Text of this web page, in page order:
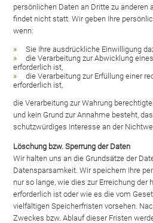
persönlichen Daten an Dritte zu anderen
findet nicht statt. Wir geben Ihre
wenn:
Sie Ihre ausdrückliche Einwilligung
die Verarbeitung zur Abwicklung
erforderlich ist,
die Verarbeitung zur Erfüllung einer
erforderlich ist,
die Verarbeitung zur Wahrung
und kein Grund zur Annahme besteht,
schutzwürdiges Interesse an der
Löschung bzw. Sperrung der Daten
Wir halten uns an die Grundsätze der
Datensparsamkeit. Wir speichern Ihre
nur so lange, wie dies zur Erreichung der
erforderlich ist oder wie es die vom
vielfältigen Speicherfristen vorsehen.
Zweckes bzw. Ablauf dieser Fristen